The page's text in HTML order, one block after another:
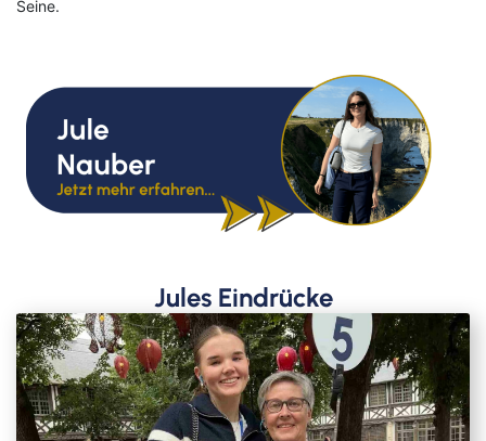
Seine.
Jules Eindrücke